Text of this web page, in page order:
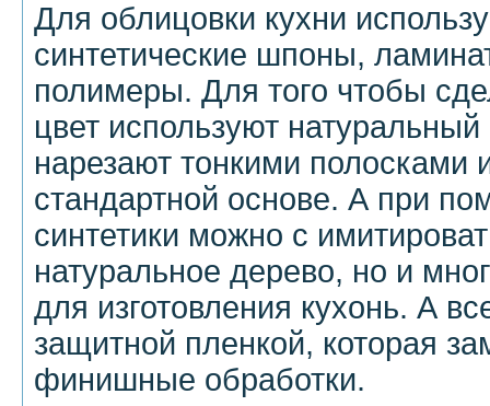
Для облицовки кухни
синтетические шпоны,
полимеры. Для того чтобы
цвет используют
нарезают тонкими полосками
стандартной основе. А при
синтетики можно с
натуральное дерево, но и
для изготовления кухонь. А
защитной пленкой, которая
финишные обработки.